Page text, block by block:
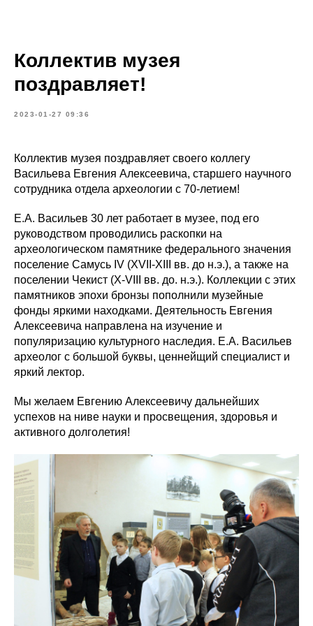
Коллектив музея
поздравляет!
2023-01-27 09:36
Коллектив музея поздравляет своего коллегу
Васильева Евгения Алексеевича, старшего научного
сотрудника отдела археологии с 70-летием!
Е.А. Васильев 30 лет работает в музее, под его
руководством проводились раскопки на
археологическом памятнике федерального значения
поселение Самусь IV (XVII-XIII вв. до н.э.), а также на
поселении Чекист (X-VIII вв. до. н.э.). Коллекции с этих
памятников эпохи бронзы пополнили музейные
фонды яркими находками. Деятельность Евгения
Алексеевича направлена на изучение и
популяризацию культурного наследия. Е.А. Васильев
археолог с большой буквы, ценнейщий специалист и
яркий лектор.
Мы желаем Евгению Алексеевичу дальнейших
успехов на ниве науки и просвещения, здоровья и
активного долголетия!